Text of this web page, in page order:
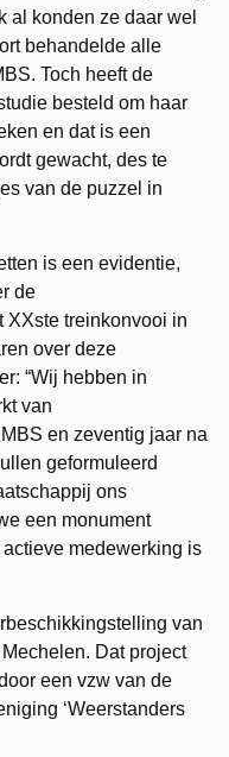
al konden ze daar wel
behandelde alle
Toch heeft de
besteld om haar
en dat is een
gewacht, des te
van de puzzel in
is een evidentie,
de
XXste treinkonvooi in
over deze
“Wij hebben in
van
en zeventig jaar na
geformuleerd
ons
een monument
medewerking is
van
Dat project
een vzw van de
‘Weerstanders